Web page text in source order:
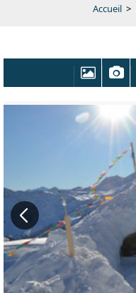
Accueil >